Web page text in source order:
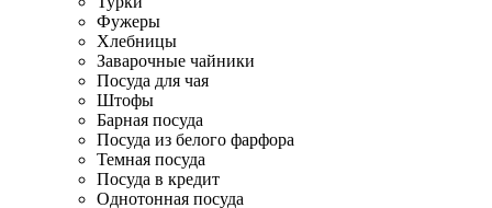
Фужеры
Хлебницы
Заварочные чайники
Посуда для чая
Штофы
Барная посуда
Посуда из белого фарфора
Темная посуда
Посуда в кредит
Однотонная посуда